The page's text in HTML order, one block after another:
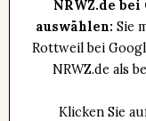
NRWZ.de
auswählen: Sie
Rottweil bei
NRWZ.de als
Klicken Sie